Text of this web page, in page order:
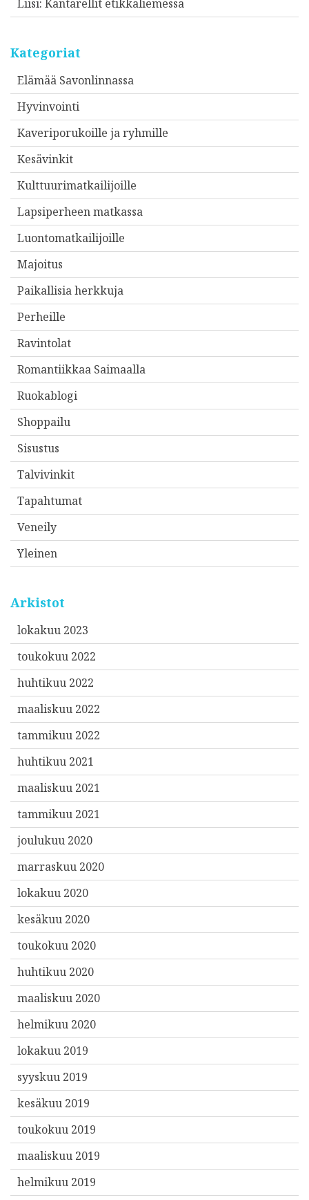
Liisi: Kantarellit etikkaliemessä
Kategoriat
Elämää Savonlinnassa
Hyvinvointi
Kaveriporukoille ja ryhmille
Kesävinkit
Kulttuurimatkailijoille
Lapsiperheen matkassa
Luontomatkailijoille
Majoitus
Paikallisia herkkuja
Perheille
Ravintolat
Romantiikkaa Saimaalla
Ruokablogi
Shoppailu
Sisustus
Talvivinkit
Tapahtumat
Veneily
Yleinen
Arkistot
lokakuu 2023
toukokuu 2022
huhtikuu 2022
maaliskuu 2022
tammikuu 2022
huhtikuu 2021
maaliskuu 2021
tammikuu 2021
joulukuu 2020
marraskuu 2020
lokakuu 2020
kesäkuu 2020
toukokuu 2020
huhtikuu 2020
maaliskuu 2020
helmikuu 2020
lokakuu 2019
syyskuu 2019
kesäkuu 2019
toukokuu 2019
maaliskuu 2019
helmikuu 2019